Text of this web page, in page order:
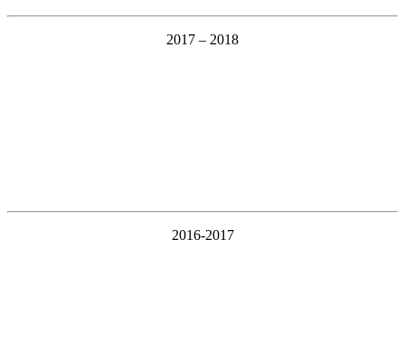
2017 – 2018
2016-2017